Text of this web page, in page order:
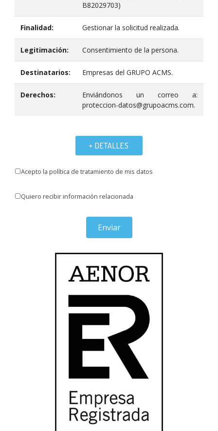
B82029703)
Finalidad: Gestionar la solicitud realizada.
Legitimación: Consentimiento de la persona.
Destinatarios: Empresas del GRUPO ACMS.
Derechos:
Enviándonos un correo a:
proteccion-datos@grupoacms.com.
+ DETALLES
Acepto la política de tratamiento de mis datos
Quiero recibir información relacionada
Enviar